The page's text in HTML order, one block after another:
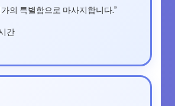
의 특별함으로 마사지합니다.”
간